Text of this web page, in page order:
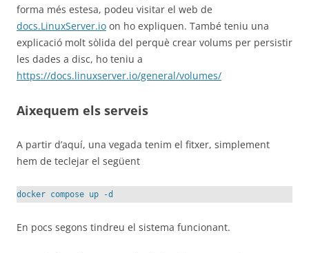
forma més estesa, podeu visitar el web de
docs.LinuxServer.io on ho expliquen. També teniu una
explicació molt sòlida del perquè crear volums per persistir
les dades a disc, ho teniu a
https://docs.linuxserver.io/general/volumes/
Aixequem els serveis
A partir d’aquí, una vegada tenim el fitxer, simplement
hem de teclejar el següent
docker compose up -d
En pocs segons tindreu el sistema funcionant.